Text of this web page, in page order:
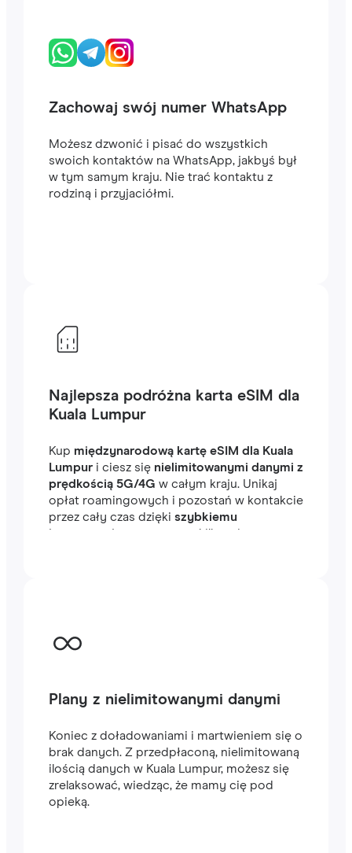
Zachowaj swój numer WhatsApp
Możesz dzwonić i pisać do wszystkich
swoich kontaktów na WhatsApp, jakbyś był
w tym samym kraju. Nie trać kontaktu z
rodziną i przyjaciółmi.
Najlepsza podróżna karta eSIM dla
Kuala Lumpur
Kup międzynarodową kartę eSIM dla Kuala
Lumpuri ciesz się nielimitowanymi danymi z
prędkością 5G/4G w całym kraju. Unikaj
opłat roamingowych i pozostań w kontakcie
przez cały czas dzięki szybkiemu
internetowi , gotowemu w kilka minut za
Plany z nielimitowanymi danymi
Koniec z doładowaniami i martwieniem się o
brak danych. Z przedpłaconą, nielimitowaną
ilością danych w Kuala Lumpur, możesz się
zrelaksować, wiedząc, że mamy cię pod
opieką.